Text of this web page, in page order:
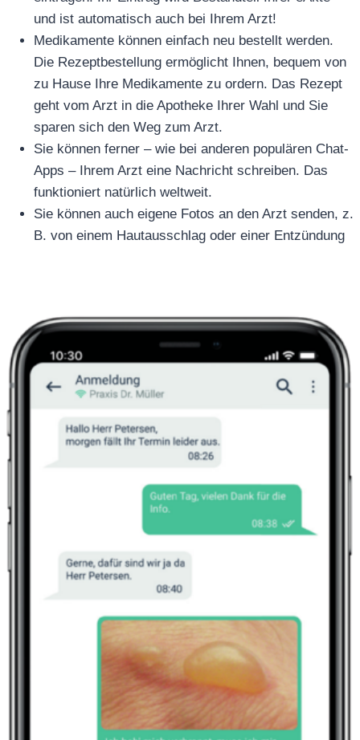
und ist automatisch auch bei Ihrem Arzt!
Medikamente können einfach neu bestellt werden.
Die Rezeptbestellung ermöglicht Ihnen, bequem von
zu Hause Ihre Medikamente zu ordern. Das Rezept
geht vom Arzt in die Apotheke Ihrer Wahl und Sie
sparen sich den Weg zum Arzt.
Sie können ferner – wie bei anderen populären Chat-
Apps – Ihrem Arzt eine Nachricht schreiben. Das
funktioniert natürlich weltweit.
Sie können auch eigene Fotos an den Arzt senden, z.
B. von einem Hautausschlag oder einer Entzündung